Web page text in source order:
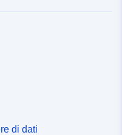
di dati